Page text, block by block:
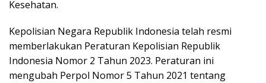
Kesehatan.
Kepolisian Negara Republik Indonesia telah resmi
memberlakukan Peraturan Kepolisian Republik
Indonesia Nomor 2 Tahun 2023. Peraturan ini
mengubah Perpol Nomor 5 Tahun 2021 tentang